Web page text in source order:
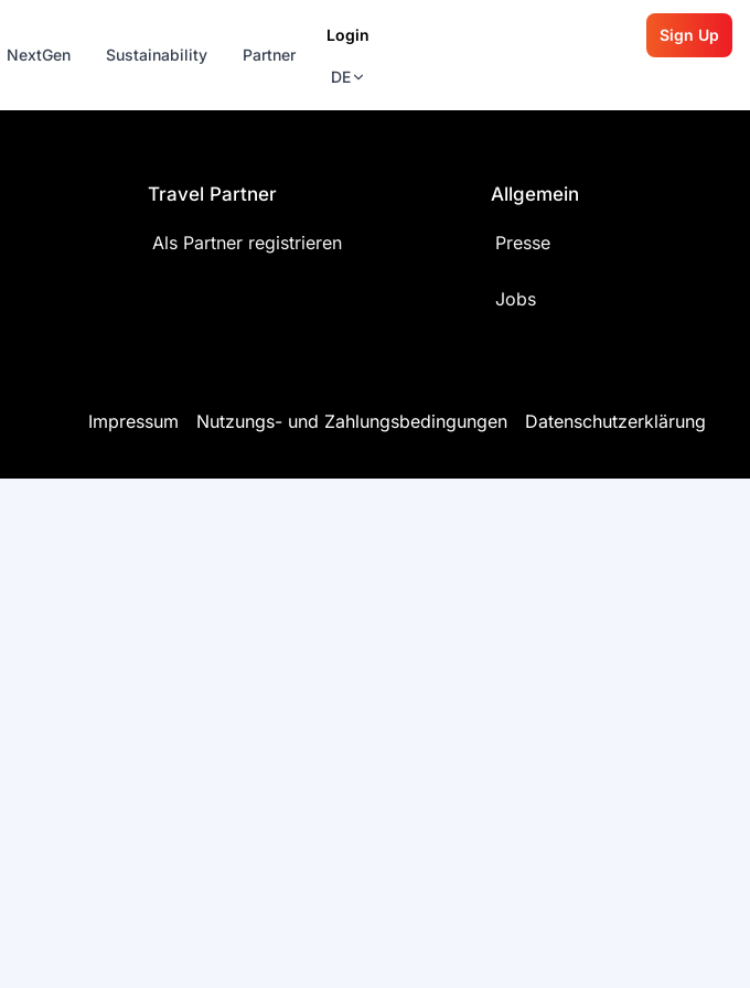
NextGen Sustainability Partner
Login Sign Up
DE
Travel Partner
Als Partner registrieren
Allgemein
Presse
Jobs
Impressum Nutzungs- und Zahlungsbedingungen Datenschutzerklärung